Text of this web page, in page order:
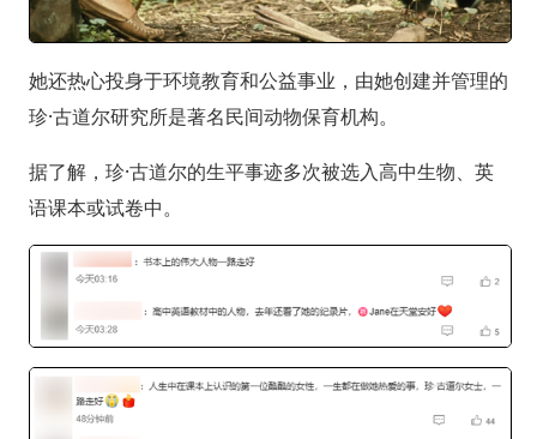
她还热心投身于环境教育和公益事业，由她创建并管理的
珍·古道尔研究所是著名民间动物保育机构。
据了解，珍·古道尔的生平事迹多次被选入高中生物、英
语课本或试卷中。